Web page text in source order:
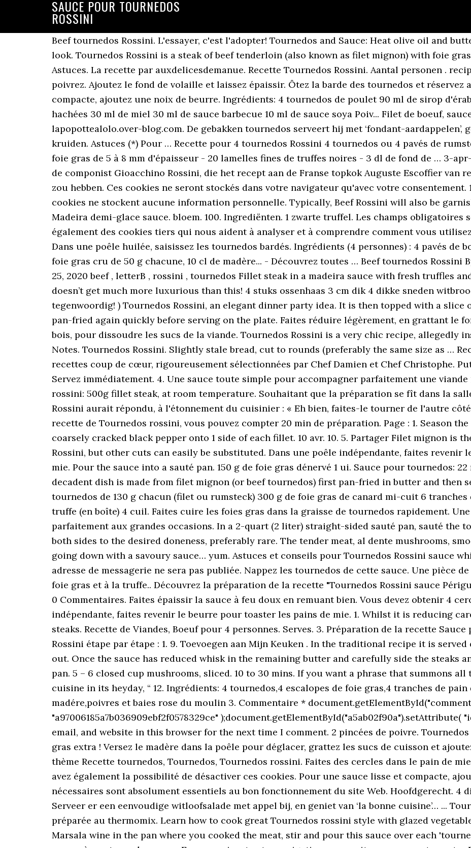
SAUCE POUR TOURNEDOS
ROSSINI
Beef tournedos Rossini. L'essayer, c'est l'adopter! Tournedos and Sauce: Heat olive oil and butter in a large skillet over high heat. look. Tournedos Rossini is a steak of beef tenderloin (also known as filet mignon) with foie gras and a madeira demi-glace sauce. Astuces. La recette par auxdelicesdemanue. Recette Tournedos Rossini. Aantal personen . recipe. Pour the sauce … Réservez. Salez, poivrez. Ajoutez le fond de volaille et laissez épaissir. Ôtez la barde des tournedos et réservez au chaud. Pour une sauce lisse et compacte, ajoutez une noix de beurre. Ingrédients: 4 tournedos de poulet 90 ml de sirop d'érable 90 ml de ketchup 2 gousses d'ail hachées 30 ml de miel 30 ml de sauce barbecue 10 ml de sauce soya Poiv... Filet de boeuf, sauce foie gras et … 4. Par lapopottealolo.over-blog.com. De gebakken tournedos serveert hij met ‘fondant-aardappelen’, gegaard in water met boter, spek en kruiden. Astuces (*) Pour … Recette pour 4 tournedos Rossini 4 tournedos ou 4 pavés de rumsteak très tendres - 4 médaillons de foie gras de 5 à 8 mm d'épaisseur - 20 lamelles fines de truffes noires - 3 dl de fond de … 3-apr-2019 - Het gerecht is genoemd naar de componist Gioacchino Rossini, die het recept aan de Franse topkok Auguste Escoffier van restaurant Café Anglais doorgegeven zou hebben. Ces cookies ne seront stockés dans votre navigateur qu'avec votre consentement. 1 selderstengel. Loading. Ces cookies ne stockent aucune information personnelle. Typically, Beef Rossini will also be garnished with sliced black truffle and Madeira demi-glace sauce. bloem. 100. Ingrediënten. 1 zwarte truffel. Les champs obligatoires sont indiqués avec *. Nous utilisons également des cookies tiers qui nous aident à analyser et à comprendre comment vous utilisez ce site Web. 4 tournedos de boeuf Dans une poêle huilée, saisissez les tournedos bardés. Ingrédients (4 personnes) : 4 pavés de bœuf de 150 g chacun, 4 escalopes de foie gras cru de 50 g chacune, 10 cl de madère... - Découvrez toutes … Beef tournedos Rossini By admin January 25, 2020 January 25, 2020 beef , letterB , rossini , tournedos Fillet steak in a madeira sauce with fresh truffles and creamy mash – comfort food doesn’t get much more luxurious than this! 4 stuks ossenhaas 3 cm dik 4 dikke sneden witbrood zonder korst Foie gras ( er is bio tegenwoordig! ) Tournedos Rossini, an elegant dinner party idea. It is then topped with a slice of fresh whole foie gras pate and pan-fried again quickly before serving on the plate. Faites réduire légèrement, en grattant le fond de la poêle avec une cuillère en bois, pour dissoudre les sucs de la viande. Tournedos Rossini is a very chic recipe, allegedly inspired by the famous composer. Notes. Tournedos Rossini. Slightly stale bread, cut to rounds (preferably the same size as … Recettes du tournedos rossini : les 10 recettes coup de cœur, rigoureusement sélectionnées par Chef Damien et Chef Christophe. Put the beef on top of the bread. 7. Servez immédiatement. 4. Une sauce toute simple pour accompagner parfaitement une viande rouge ou blanche. Tournedos rossini: 500g fillet steak, at room temperature. Souhaitant que la préparation se fît dans la salle à manger pour qu'il pût l'observer, Rossini aurait répondu, à l'étonnement du cuisinier : « Eh bien, faites-le tourner de l'autre côté, tournez-moi le dos !… Pour cette recette de Tournedos rossini, vous pouvez compter 20 min de préparation. Page : 1. Season the fillets with salt and press the coarsely cracked black pepper onto 1 side of each fillet. 10 avr. 10. 5. Partager Filet mignon is the classic choice for Tournedos Rossini, but other cuts can easily be substituted. Dans une poêle indépendante, faites revenir le beurre pour toaster les pains de mie. Pour the sauce into a sauté pan. 150 g de foie gras dénervé 1 ui. Sauce pour tournedos: 22 recettes à découvrir! 3. The rich and decadent dish is made from filet mignon (or beef tournedos) first pan-fried in butter and then served on a crouton. Ingrédients 6 tournedos de 130 g chacun (filet ou rumsteck) 300 g de foie gras de canard mi-cuit 6 tranches de pain de mie 20 g de pelures de truffe (en boîte) 4 cuil. Faites cuire les foies gras dans la graisse de tournedos rapidement. Une recette exceptionnelle qui se prête parfaitement aux grandes occasions. In a 2-quart (2 liter) straight-sided sauté pan, sauté the tournedos in the clarified butter on both sides to the desired doneness, preferably rare. The tender meat, al dente mushrooms, smooth pate and crisp crouton, all going down with a savoury sauce… yum. Astuces et conseils pour Tournedos Rossini sauce whisky. Posez les tournedos … Votre adresse de messagerie ne sera pas publiée. Nappez les tournedos de cette sauce. Une pièce de boeuf accompagnée d'une sauce au foie gras et à la truffe.. Découvrez la préparation de la recette "Tournedos Rossini sauce Périgueux" Servez aussitôt. 5.0/5 (2 votes), 0 Commentaires. Faites épaissir la sauce à feu doux en remuant bien. Vous devez obtenir 4 cercles sans croûte. Dans une poêle indépendante, faites revenir le beurre pour toaster les pains de mie. 1. Whilst it is reducing carefully spread the pâté over the steaks. Recette de Viandes, Boeuf pour 4 personnes. Serves. 3. Préparation de la recette Sauce pour Accompagner Tournedos Rossini étape par étape : 1. 9. Toevoegen aan Mijn Keuken . In the traditional recipe it is served on a crouton, but I always leave that out. Once the sauce has reduced whisk in the remaining butter and carefully side the steaks and any collected juices back into the pan. 5 – 6 closed cup mushrooms, sliced. 10 to 30 mins. If you want a phrase that summons all the voluptuous pleasure of haute cuisine in its heyday, “ 12. Ingrédients: 4 tournedos,4 escalopes de foie gras,4 tranches de pain de mie,30g de beurre,10cl de madére,poivres et baies rose du moulin 3. Commentaire * document.getElementById("comment").setAttribute( "id", "a97006185a7b036909ebf2f0578329ce" );document.getElementById("a5ab02f90a").setAttribute( "id", "comment" ); Save my name, email, and website in this browser for the next time I comment. 2 pincées de poivre. Tournedos rossini, une recette de fête au foie gras extra ! Versez le madère dans la poêle pour déglacer, grattez les sucs de cuisson et ajoutez la crème. Voir plus d'idées sur le thème Recette tournedos, Tournedos, Tournedos rossini. Faites des cercles dans le pain de mie du diamètre d'un tournedos. Vous avez également la possibilité de désactiver ces cookies. Pour une sauce lisse et compacte, ajoutez une noix de beurre. Les cookies nécessaires sont absolument essentiels au bon fonctionnement du site Web. Hoofdgerecht. 4 dikke boterhammen om te toasten. Serveer er een eenvoudige witloofsalade met appel bij, en geniet van ‘la bonne cuisine’… ... Tournedos rossini, sauce foie gras préparée au thermomix. Learn how to cook great Tournedos rossini style with glazed vegetable bouquetiere, sauce . Put the Marsala wine in the pan where you cooked the meat, stir and pour this sauce over each 'tournedos'. Elle est légère car préparée sans crème et sans beurre, … En poursuivant votre navigation sur ce site, vous acceptez notre Politique de confidentialité et l’utilisation de cookies pour vous